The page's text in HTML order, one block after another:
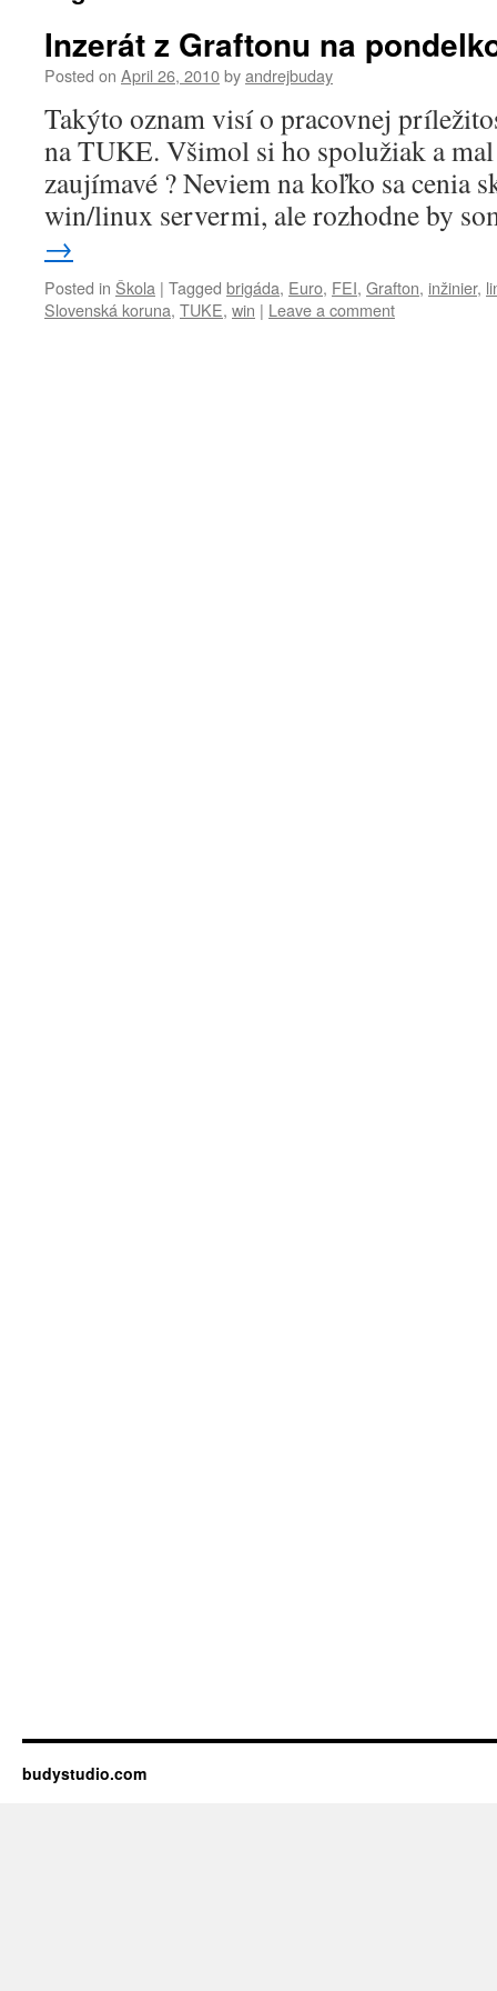
Inzerát z Graftonu na
Posted on April 26, 2010byandrejbuday
Takýto oznam visí o pracovnej
na TUKE. Všimol si ho spolužiak a
zaujímavé ? Neviem na koľko sa cenia
win/linux servermi, ale rozhodne by
→
Posted in Škola | Tagged brigáda, Euro, FEI, Grafton, inžinier,
Slovenská koruna, TUKE, win | Leave a comment
budystudio.com